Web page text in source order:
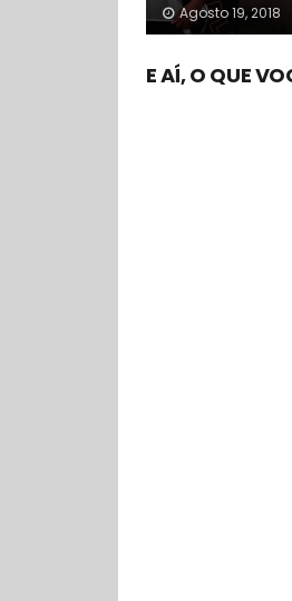
Agosto 19, 2018
E AÍ, O QUE